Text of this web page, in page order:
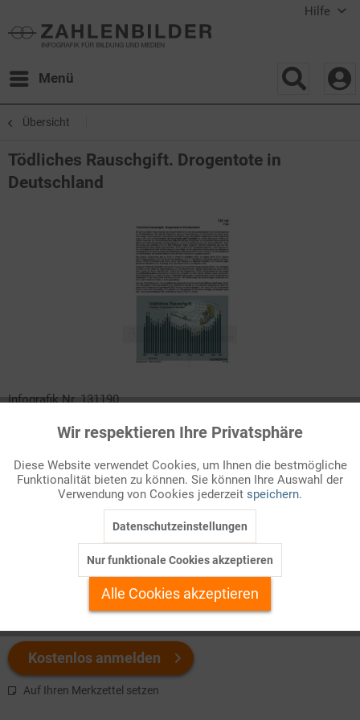
Hilfe
Menü
Übersicht
Tödliches Rauschgift. Drogentote in
Deutschland
Infografik Nr. 131190
Seit 2012 steigt die Zahl der Drogentoten in Deutschland Jahr
Substanzen birgt offenbar ein wachsendes Risiko. Zahlen und
Fakten zu einer dramatischen Entwicklung!
Welchen Download brauchen Sie?
s/w-Version
Kostenlos anmelden
Auf Ihren Merkzettel setzen
Funktionale Aktiv
Marketing Inaktiv
Personalisierung Inaktiv
Service
Wir respektieren Ihre Privatsphäre
Diese Website verwendet Cookies, um Ihnen die bestmögliche
Funktionalität bieten zu können. Sie können Ihre Auswahl der
Verwendung von Cookies jederzeit speichern.
Datenschutzeinstellungen
Nur funktionale Cookies akzeptieren
Alle Cookies akzeptieren